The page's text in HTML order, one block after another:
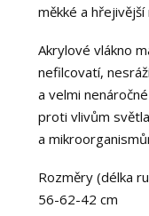
měkké a
Akrylové vlákno
nefilcovatí,
a velmi
proti vlivům
a
Rozměry (délka
56-62-42 cm